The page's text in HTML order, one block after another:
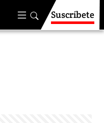
Suscríbete